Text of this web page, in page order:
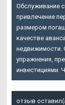
Обслуживание
привлечение
размером
качестве
недвижимости.
упражнения,
инвестициями.
отзыв